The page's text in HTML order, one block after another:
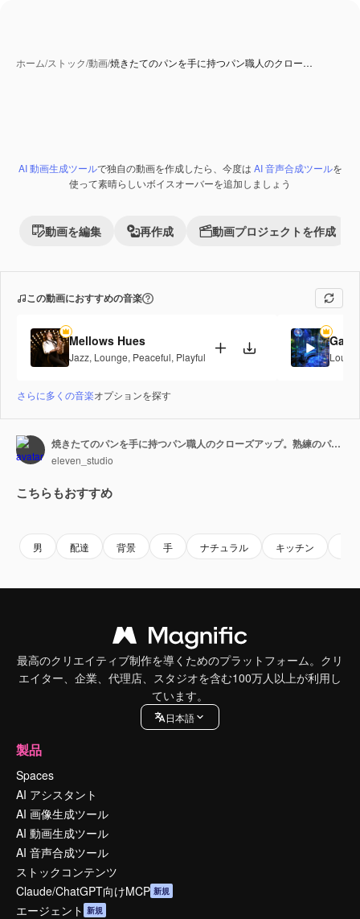
ホーム/ストック/動画/焼きたてのパンを手に持つパン職人のクロー…
Premium
AI 動画生成ツールで独自の動画を作成したら、今度は AI 音声合成ツールを
使って素晴らしいボイスオーバーを追加しましょう
動画を編集 再作成 動画プロジェクトを作成
この動画におすすめの音楽
Mellows Hues
Jazz, Lounge, Peaceful, Playful
さらに多くの音楽オプションを探す
焼きたてのパンを手に持つパン職人のクローズアップ。熟練のパン職人が天然で高品質な材料を使って作る職人パンは、健康にも美味しく、風味豊かな食品です。
eleven_studio
こちらもおすすめ
男 配達 背景 手 ナチュラル キッチン
最高のクリエイティブ制作を導くためのプラットフォーム。クリ
エイター、企業、代理店、スタジオを含む100万人以上が利用し
ています。
日本語
製品
Spaces
AI アシスタント
AI 画像生成ツール
AI 動画生成ツール
AI 音声合成ツール
ストックコンテンツ
Claude/ChatGPT向けMCP 新規
エージェント 新規